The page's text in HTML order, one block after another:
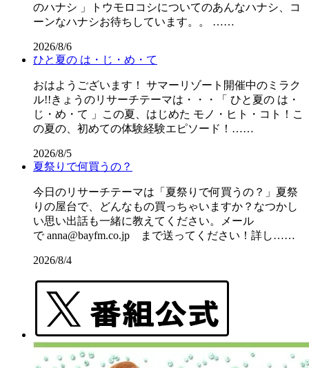
のハナシ 」トウモロコシについてのあんなハナシ、コ
ーンなハナシお待ちしています。。 ……
2026/8/6
ひと夏の は・じ・め・て
おはようございます！ サマーリゾート開催中のミラク
ル!!きょうのリサーチテーマは・・・「 ひと夏の は・
じ・め・て 」この夏、はじめた モノ・ヒト・コト！こ
の夏の、初めての体験経験エピソード！……
2026/8/5
夏祭りで何買うの？
今日のリサーチテーマは「夏祭りで何買うの？」夏祭
りの屋台で、どんなもの買っちゃいますか？なつかし
い思い出話も一緒に教えてください。メール
で anna@bayfm.co.jp まで送ってください！詳し……
2026/8/4